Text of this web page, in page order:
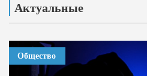
Актуальные
Общество